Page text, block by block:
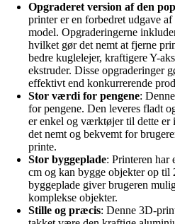
Opgraderet version af den
printer er en forbedret udgave
model. Opgraderingerne
hvilket gør det nemt at fjerne
bedre kuglelejer, kraftigere Y-
ekstruder. Disse opgraderinger
effektivt end konkurrerende
Stor værdi for pengene:
for pengene. Den leveres fladt
er enkel og værktøjer til dette er
det nemt og bekvemt for
printe.
Stor byggeplade: Printeren har
cm og kan bygge objekter op til
byggeplade giver brugeren
komplekse objekter.
Stille og præcis: Denne 3D-